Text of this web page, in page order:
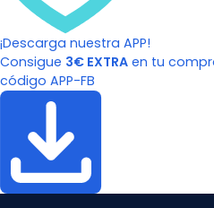
¡Descarga nuestra APP!
Consigue 3€ EXTRA en tu
código APP-FB